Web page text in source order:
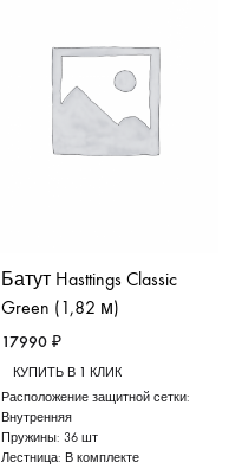
Батут Hasttings Classic
Green (1,82 м)
17990 ₽
КУПИТЬ В 1 КЛИК
Расположение защитной сетки:
Внутренняя
Пружины: 36 шт
Лестница: В комплекте